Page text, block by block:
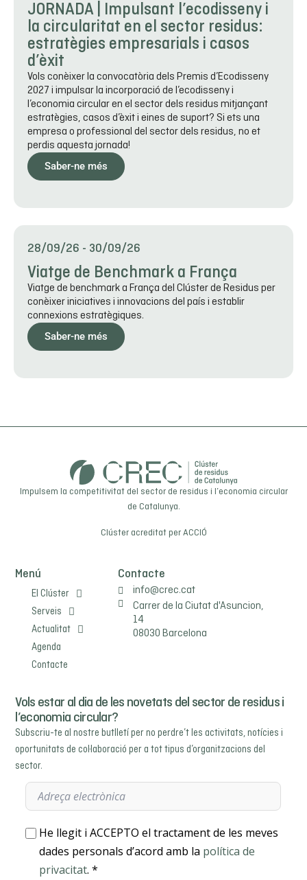
JORNADA | Impulsant l’ecodisseny i
la circularitat en el sector residus:
estratègies empresarials i casos
d’èxit
Vols conèixer la convocatòria dels Premis d’Ecodisseny
2027 i impulsar la incorporació de l’ecodisseny i
l’economia circular en el sector dels residus mitjançant
estratègies, casos d’èxit i eines de suport? Si ets una
empresa o professional del sector dels residus, no et
perdis aquesta jornada!
Saber-ne més
28/09/26 - 30/09/26
Viatge de Benchmark a França
Viatge de benchmark a França del Clúster de Residus per
conèixer iniciatives i innovacions del país i establir
connexions estratègiques.
Saber-ne més
Impulsem la competitivitat del sector de residus i l’economia circular
de Catalunya.
Clúster acreditat perACCIÓ
Menú
El Clúster
Serveis
Actualitat
Agenda
Contacte
Contacte
info@crec.cat
Carrer de la Ciutat d'Asuncion,
14
08030 Barcelona
Vols estar al dia de les novetats del sector de residus i
l’economia circular?
Subscriu-te al nostre butlletí per no perdre’t les activitats, notícies i
oportunitats de col·laboració per a tot tipus d’organitzacions del
sector.